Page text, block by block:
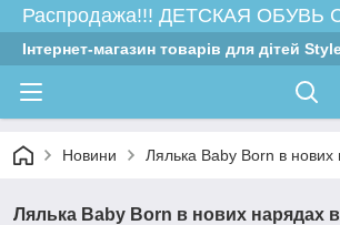
Распродажа!!! ДЕТСКАЯ ОБУВЬ
Інтернет-магазин товарів для дітей
Новини Лялька Baby Born в
Лялька Baby Born в нових нарядах